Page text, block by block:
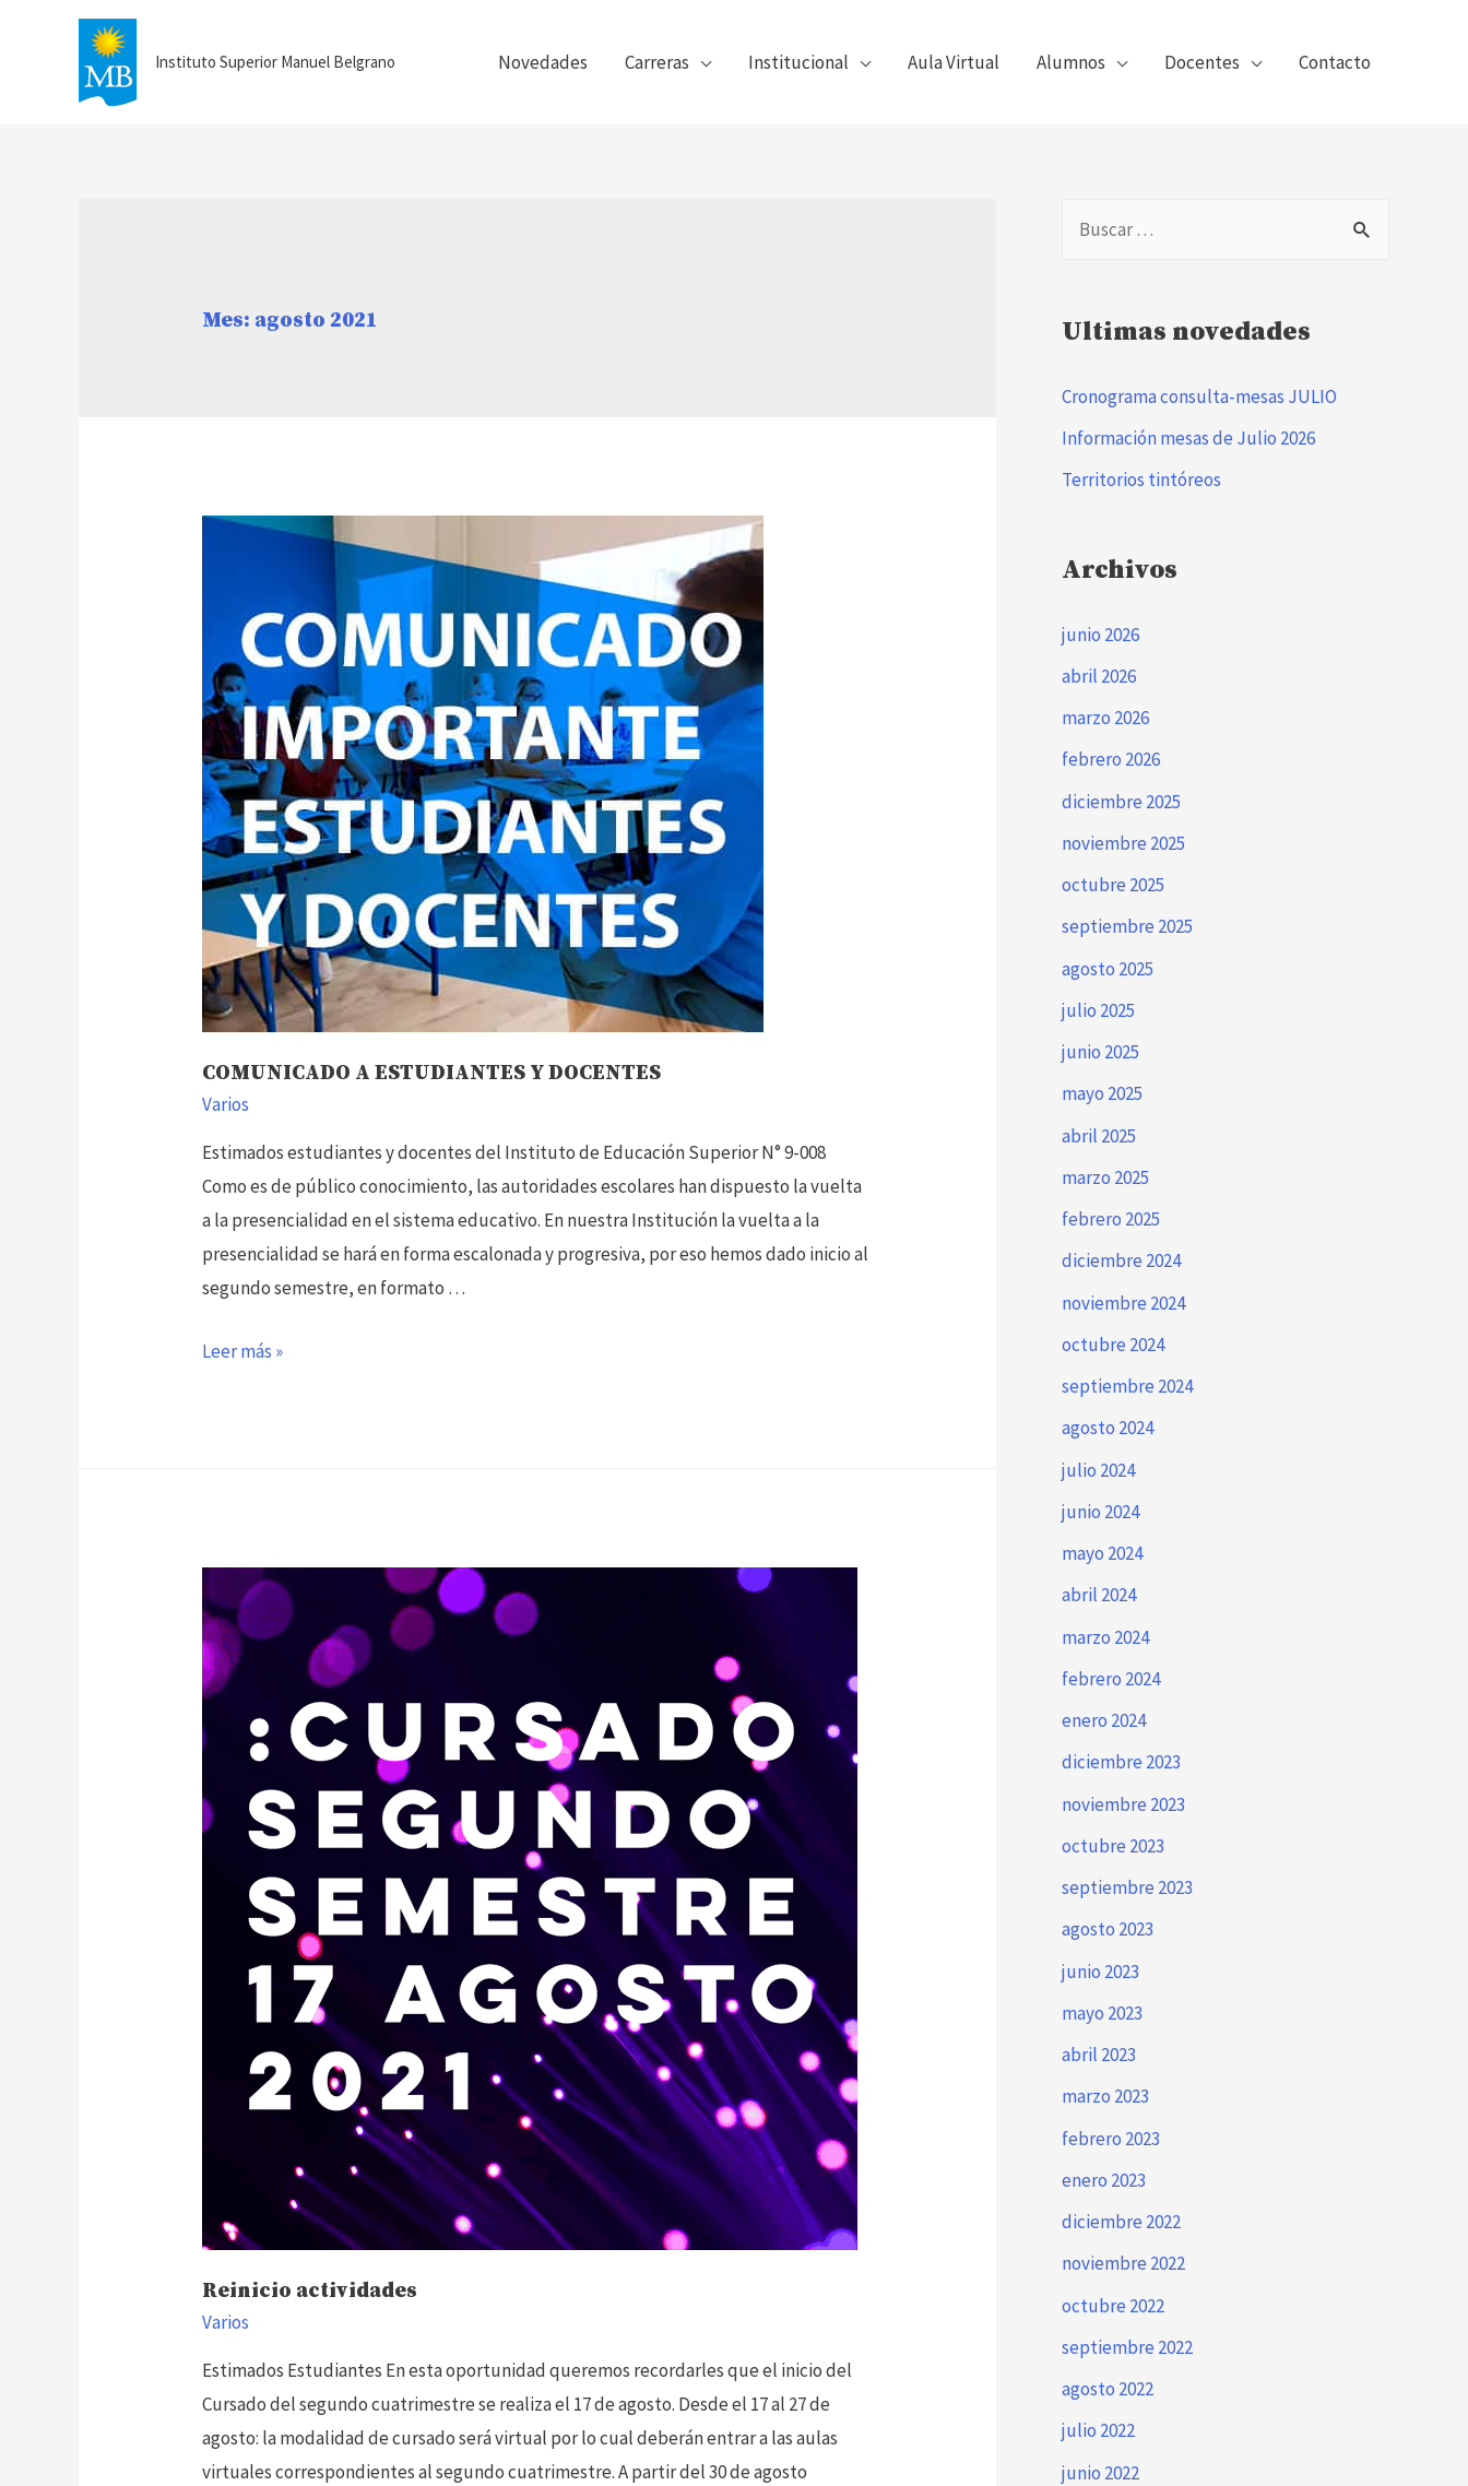
Instituto Superior Manuel Belgrano Novedades Carreras Institucional Aula Virtual Alumnos Docentes Contacto
Mes: agosto 2021
COMUNICADO A ESTUDIANTES Y DOCENTES
Varios
Estimados estudiantes y docentes del Instituto de Educación Superior N° 9-008
Como es de público conocimiento, las autoridades escolares han dispuesto la vuelta
a la presencialidad en el sistema educativo. En nuestra Institución la vuelta a la
presencialidad se hará en forma escalonada y progresiva, por eso hemos dado inicio al
segundo semestre, en formato …
COMUNICADO
Leer más »
Reinicio actividades
Varios
Estimados Estudiantes En esta oportunidad queremos recordarles que el inicio del
Cursado del segundo cuatrimestre se realiza el 17 de agosto. Desde el 17 al 27 de
agosto: la modalidad de cursado será virtual por lo cual deberán entrar a las aulas
virtuales correspondientes al segundo cuatrimestre. A partir del 30 de agosto
c
r
:
Ultimas novedades
Cronograma consulta-mesas JULIO
Información mesas de Julio 2026
Territorios tintóreos
Archivos
junio 2026
abril 2026
marzo 2026
febrero 2026
diciembre 2025
noviembre 2025
octubre 2025
septiembre 2025
agosto 2025
julio 2025
junio 2025
mayo 2025
abril 2025
marzo 2025
febrero 2025
diciembre 2024
noviembre 2024
octubre 2024
septiembre 2024
agosto 2024
julio 2024
junio 2024
mayo 2024
abril 2024
marzo 2024
febrero 2024
enero 2024
diciembre 2023
noviembre 2023
octubre 2023
septiembre 2023
agosto 2023
junio 2023
mayo 2023
abril 2023
marzo 2023
febrero 2023
enero 2023
diciembre 2022
noviembre 2022
octubre 2022
septiembre 2022
agosto 2022
julio 2022
junio 2022